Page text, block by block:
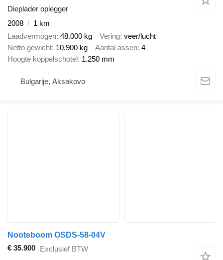
Dieplader oplegger
2008
1 km
Laadvermogen 48.000 kg Vering veer/lucht
Netto gewicht 10.900 kg Aantal assen 4
Hoogte koppelschotel 1.250 mm
Bulgarije, Aksakovo
Nooteboom OSDS-58-04V
€ 35.900 Exclusief BTW